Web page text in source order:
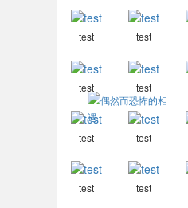
test test
test test
test test
test test